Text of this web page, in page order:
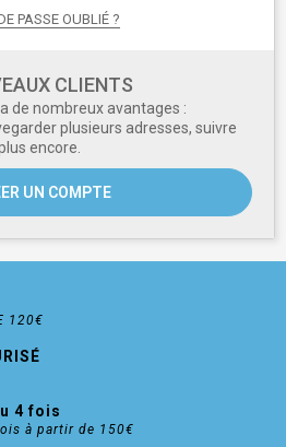
PASSE OUBLIÉ ?
CLIENTS
de nombreux avantages :
plusieurs adresses, suivre
encore.
UN COMPTE
120€
4 fois
à partir de 150€